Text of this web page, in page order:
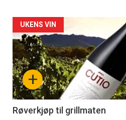
Forsiden
akkurat
nå
-
4
+
UKENS VIN
Røverkjøp til grillmaten